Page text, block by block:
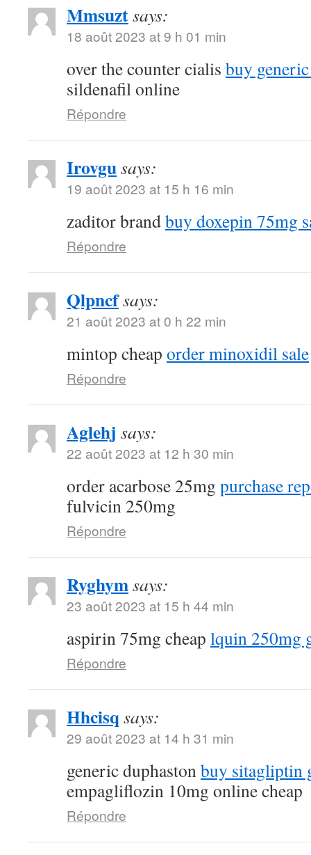
Mmsuztsays:
18 août 2023 at 9 h 01 min
over the counter cialis buy
sildenafil online
Répondre
Irovgusays:
19 août 2023 at 15 h 16 min
zaditor brandbuy doxepin 75mg
Répondre
Qlpncfsays:
21 août 2023 at 0 h 22 min
mintop cheap order minoxidil sale
Répondre
Aglehj says:
22 août 2023 at 12 h 30 min
order acarbose 25mg purchase
fulvicin 250mg
Répondre
Ryghymsays:
23 août 2023 at 15 h 44 min
aspirin 75mg cheap lquin 250mg
Répondre
Hhcisq says:
29 août 2023 at 14 h 31 min
generic duphastonbuy sitagliptin
empagliflozin 10mg online cheap
Répondre